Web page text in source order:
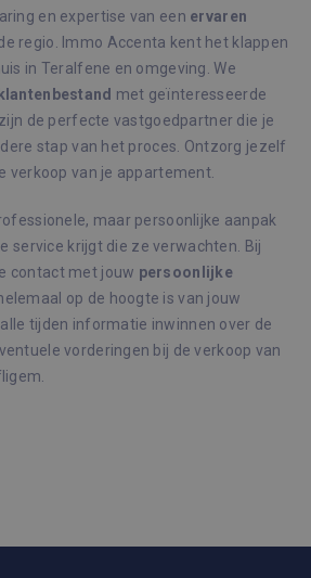
en expertise van een ervaren
regio. Immo Accenta kent het klappen
in Teralfene en omgeving. We
klantenbestand met geïnteresseerde
de perfecte vastgoedpartner die je
stap van het proces. Ontzorg jezelf
verkoop van je appartement.
maar persoonlijke aanpak
service krijgt die ze verwachten. Bij
contact met jouw persoonlijke
op de hoogte is van jouw
tijden informatie inwinnen over de
vorderingen bij de verkoop van
niet goed worden gebruikt
noodzakelijke cookies.
Aanbieder /
Domein
Vervaldatum
www.google.com
CookieScript
immoaccenta.be
1 maand